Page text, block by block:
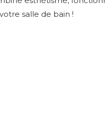
salle de bain !